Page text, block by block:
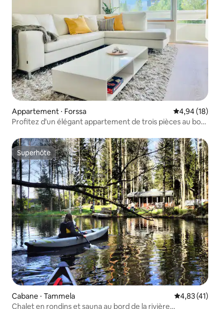
Appartement ⋅ Forssa Évaluation
4,94 (18)
Profitez d'un élégant appartement de trois pièces au bord
Superhôte
Superhôte
Cabane ⋅ Tammela Évaluation
4,83 (41)
Chalet en rondins et sauna au bord de la rivière